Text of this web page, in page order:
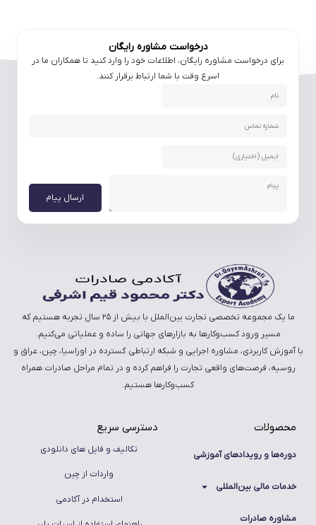
درخواست مشاوره رایگان
برای درخواست مشاوره رایگان، اطلاعات خود را وارد کنید تا همکاران ما در
اسرع وقت با شما ارتباط برقرار کنند.
ارسال پیام
ما یک مجموعه تخصصی تجارت بین‌الملل با بیش از ۲۵ سال تجربه هستیم که
مسیر ورود کسب‌وکارها به بازارهای جهانی را ساده و عملیاتی می‌کنیم.
با آموزش کاربردی، مشاوره اجرایی و شبکه ارتباطی گسترده در اوراسیا، چین، عراق و
روسیه، فرصت‌های واقعی تجارت را فراهم کرده و در تمام مراحل صادرات همراه
کسب‌وکارها هستیم.
دسترسی سریع
تکالیف و فایل های دانلودی
واردات از چین
استخدام در آکادمی
محصولات
دوره‌ها و رویدادهای آموزشی
خدمات مالی بین‌المللی
مشاوره صادرات